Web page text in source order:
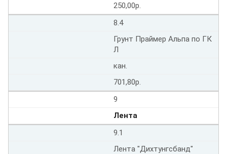
250,00р.
8.4
Грунт Праймер Альпа по ГК
Л
кан.
701,80р.
9
Лента
9.1
Лента "Дихтунгсбанд"